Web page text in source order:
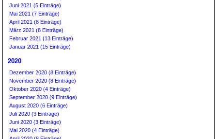
Juni 2021 (5 Einträge)
Mai 2021 (7 Einträge)
April 2021 (8 Einträge)
März 2021 (8 Einträge)
Februar 2021 (13 Einträge)
Januar 2021 (15 Einträge)
2020
Dezember 2020 (8 Einträge)
November 2020 (8 Einträge)
Oktober 2020 (4 Einträge)
September 2020 (9 Einträge)
August 2020 (6 Einträge)
Juli 2020 (3 Einträge)
Juni 2020 (3 Einträge)
Mai 2020 (4 Einträge)